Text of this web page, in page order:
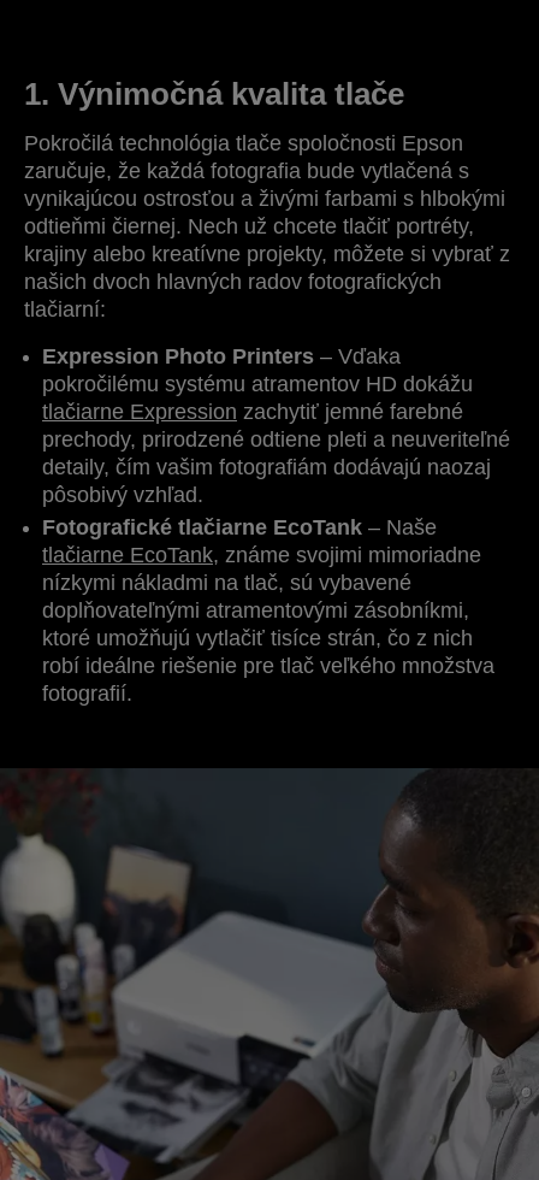
1. Výnimočná kvalita tlače
Pokročilá technológia tlače spoločnosti Epson
zaručuje, že každá fotografia bude vytlačená s
vynikajúcou ostrosťou a živými farbami s hlbokými
odtieňmi čiernej. Nech už chcete tlačiť portréty,
krajiny alebo kreatívne projekty, môžete si vybrať z
našich dvoch hlavných radov fotografických
tlačiarní:
Expression Photo Printers – Vďaka
pokročilému systému atramentov HD dokážu
tlačiarne Expression zachytiť jemné farebné
prechody, prirodzené odtiene pleti a neuveriteľné
detaily, čím vašim fotografiám dodávajú naozaj
pôsobivý vzhľad.
Fotografické tlačiarne EcoTank – Naše
tlačiarne EcoTank, známe svojimi mimoriadne
nízkymi nákladmi na tlač, sú vybavené
doplňovateľnými atramentovými zásobníkmi,
ktoré umožňujú vytlačiť tisíce strán, čo z nich
robí ideálne riešenie pre tlač veľkého množstva
fotografií.